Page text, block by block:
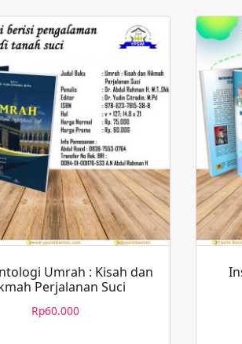
Umrah : Kisah dan
Perjalanan Suci
Rp60.000